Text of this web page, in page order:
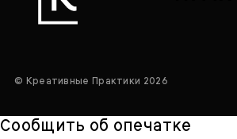
© Креативные Практики 2026
Сообщить об опечатке